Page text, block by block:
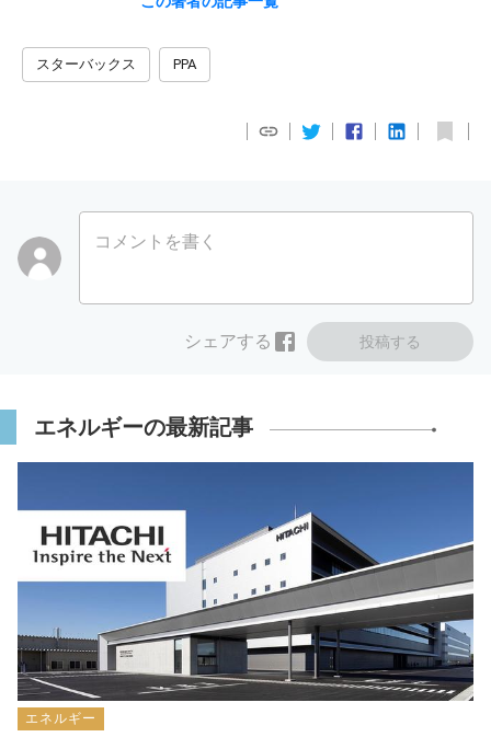
スターバックス PPA
コメントを書く
投稿する
シェアする
エネルギーの最新記事
エネルギー